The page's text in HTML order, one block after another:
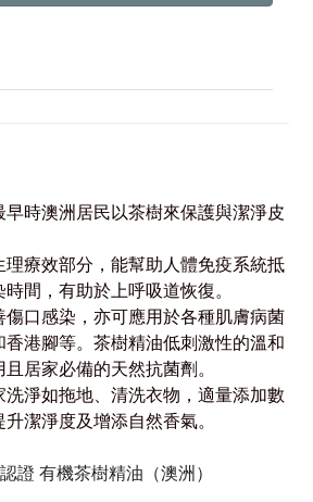
時澳洲居民以茶樹來保護與潔淨皮
療效部分，能幫助人體免疫系統抵
間，有助於上呼吸道恢復。
口感染，亦可應用於各種肌膚病菌
港腳等。茶樹精油低刺激性的溫和
居家必備的天然抗菌劑。
淨如拖地、清洗衣物，適量添加數
潔淨度及增添自然香氣。
證 有機茶樹精油（澳洲）